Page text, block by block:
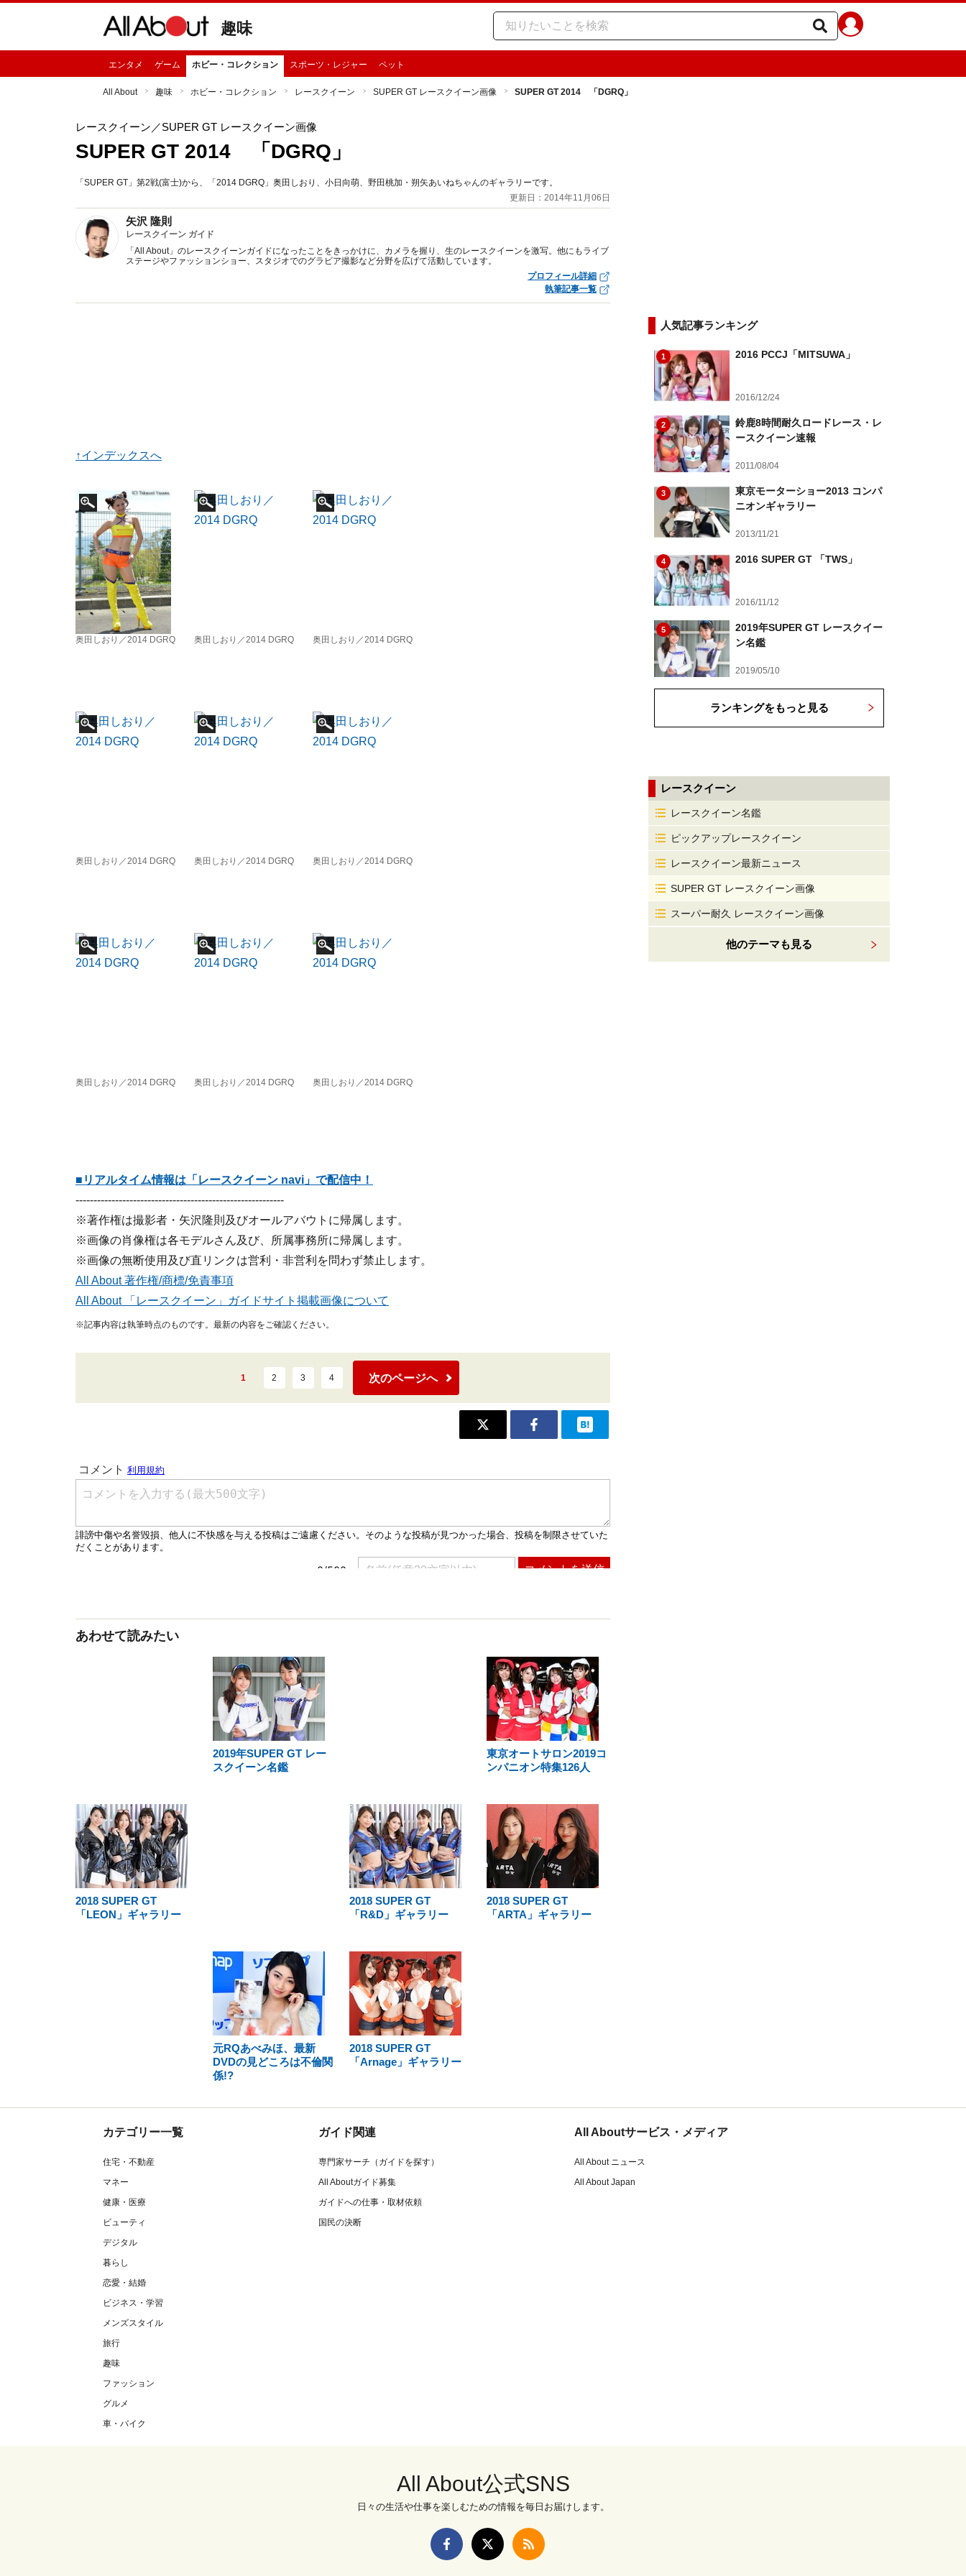
趣味
エンタメ ゲーム ホビー・コレクション スポーツ・レジャー ペット
All About 趣味 ホビー・コレクション レースクイーン SUPER GT レースクイーン画像 SUPER GT 2014 「DGRQ」
レースクイーン ／SUPER GT レースクイーン画像
SUPER GT 2014 「DGRQ」
「SUPER GT」第2戦(富士)から、「2014 DGRQ」奥田しおり、小日向萌、野田桃加・朔矢あいねちゃんのギャラリーです。
更新日：2014年11月06日
矢沢 隆則
レースクイーン ガイド
「All About」のレースクイーンガイドになったことをきっかけに、カメラを握り、生のレースクイーンを激写。他にもライブ
ステージやファッションショー、スタジオでのグラビア撮影など分野を広げて活動しています。
プロフィール詳細
執筆記事一覧
↑インデックスへ
奥田しおり／2014 DGRQ 奥田しおり／2014 DGRQ 奥田しおり／2014 DGRQ
奥田しおり／2014 DGRQ 奥田しおり／2014 DGRQ 奥田しおり／2014 DGRQ
奥田しおり／2014 DGRQ 奥田しおり／2014 DGRQ 奥田しおり／2014 DGRQ
■リアルタイム情報は「レースクイーン navi」で配信中！
----------------------------------------------------------
※著作権は撮影者・矢沢隆則及びオールアバウトに帰属します。
※画像の肖像権は各モデルさん及び、所属事務所に帰属します。
※画像の無断使用及び直リンクは営利・非営利を問わず禁止します。
All About 著作権/商標/免責事項
All About 「レースクイーン」ガイドサイト掲載画像について
※記事内容は執筆時点のものです。最新の内容をご確認ください。
1 2 3 4 次のページへ
あわせて読みたい
2019年SUPER GT レー
スクイーン名鑑
東京オートサロン2019コ
ンパニオン特集126人
2018 SUPER GT
「LEON」ギャラリー
2018 SUPER GT
「R&D」ギャラリー
2018 SUPER GT
「ARTA」ギャラリー
元RQあべみほ、最新
DVDの見どころは不倫関
係!?
2018 SUPER GT
「Arnage」ギャラリー
人気記事ランキング
1 2016 PCCJ「MITSUWA」
2016/12/24
2
鈴鹿8時間耐久ロードレース・レ
ースクイーン速報
2011/08/04
3
東京モーターショー2013 コンパ
ニオンギャラリー
2013/11/21
4 2016 SUPER GT 「TWS」
2016/11/12
5
2019年SUPER GT レースクイー
ン名鑑
2019/05/10
ランキングをもっと見る
レースクイーン
レースクイーン名鑑
ピックアップレースクイーン
レースクイーン最新ニュース
SUPER GT レースクイーン画像
スーパー耐久 レースクイーン画像
他のテーマも見る
カテゴリー一覧
住宅・不動産
マネー
健康・医療
ビューティ
デジタル
暮らし
恋愛・結婚
ビジネス・学習
メンズスタイル
旅行
趣味
ファッション
グルメ
車・バイク
ガイド関連
専門家サーチ（ガイドを探す）
All Aboutガイド募集
ガイドへの仕事・取材依頼
国民の決断
All Aboutサービス・メディア
All About ニュース
All About Japan
All About公式SNS
日々の生活や仕事を楽しむための情報を毎日お届けします。